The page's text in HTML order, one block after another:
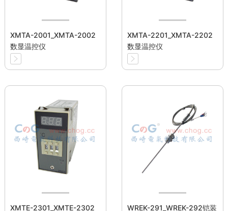
XMTA-2001_XMTA-2002
数显温控仪
XMTA-2201_XMTA-2202
数显温控仪
XMTE-2301_XMTE-2302
WREK-291_WREK-292铠装